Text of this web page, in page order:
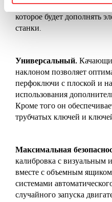
профессиональное и
которое будет дополнять
станки.
Универсальный.
наклоном позволяет
перфоключи с плоской и
использования
Кроме того он
трубчатых ключей и
Максимальная
калибровка с визуальным
вместе с объемным
системами
случайного запуска